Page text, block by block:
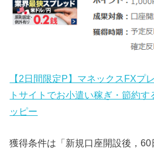
【2日間限定P】マネックスFXプ
トサイトでお小遣い稼ぎ・節約
ッピー
獲得条件は「新規口座開設後，